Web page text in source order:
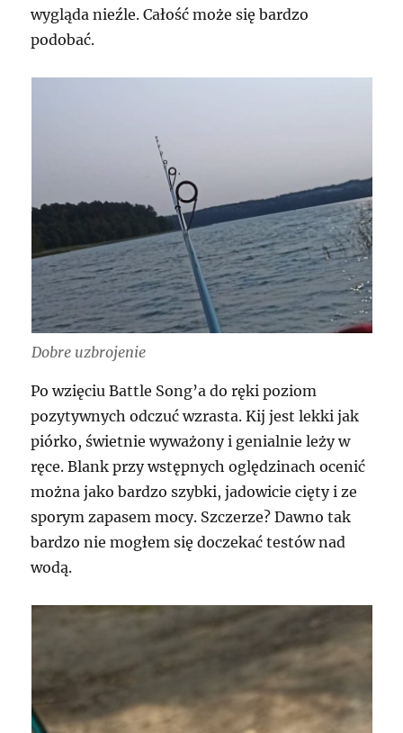
wygląda nieźle. Całość może się bardzo
podobać.
Dobre uzbrojenie
Po wzięciu Battle Song’a do ręki poziom
pozytywnych odczuć wzrasta. Kij jest lekki jak
piórko, świetnie wyważony i genialnie leży w
ręce. Blank przy wstępnych oględzinach ocenić
można jako bardzo szybki, jadowicie cięty i ze
sporym zapasem mocy. Szczerze? Dawno tak
bardzo nie mogłem się doczekać testów nad
wodą.